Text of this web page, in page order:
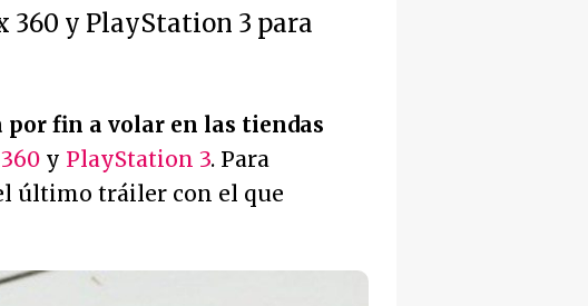
360 y PlayStation 3 para
por fin a volar en las tiendas
y PlayStation 3. Para
último tráiler con el que